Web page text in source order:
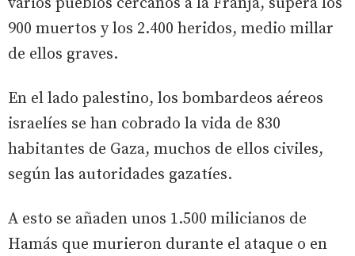
900 muertos y los 2.400 heridos, medio millar
de ellos graves.
En el lado palestino, los bombardeos aéreos
israelíes se han cobrado la vida de 830
habitantes de Gaza, muchos de ellos civiles,
según las autoridades gazatíes.
A esto se añaden unos 1.500 milicianos de
Hamás que murieron durante el ataque o en